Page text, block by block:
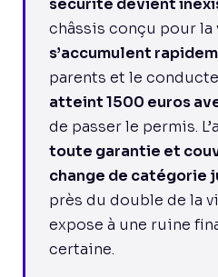
châssis conçu pour la
s’accumulent
parents et le
atteint 1500 euros
de passer le permis.
toute garantie et
change de catégorie
près du double de la
expose à une ruine
certaine.